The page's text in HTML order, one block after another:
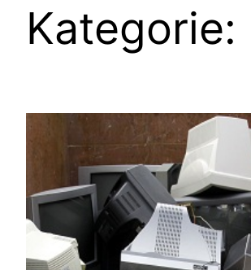
Kategorie: